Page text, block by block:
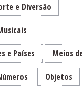
e Diversão
e Países Meios
Objetos